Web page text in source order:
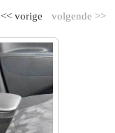
volgende >>
<< vorige